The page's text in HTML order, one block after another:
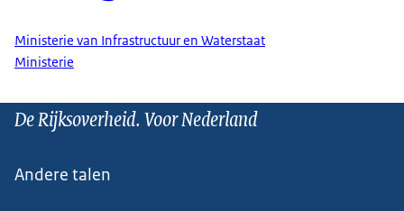
Ministerie van Infrastructuur en Waterstaat
Ministerie
De Rijksoverheid. Voor Nederland
Andere talen